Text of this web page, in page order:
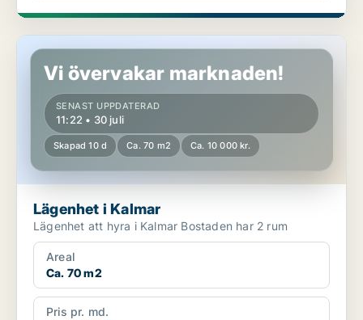
Lägenhet i Kalmar
Vi övervakar marknaden!
SENAST UPPDATERAD
11:22 • 30 juli
Skapad 10 d Ca. 70 m2 Ca. 10 000 kr.
Lägenhet i Kalmar
Lägenhet att hyra i Kalmar Bostaden har 2 rum
Areal
Ca. 70 m2
Pris pr. md.